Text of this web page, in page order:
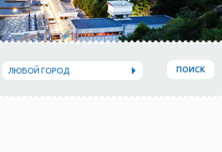
ЛЮБОЙ ГОРОД ПОИСК